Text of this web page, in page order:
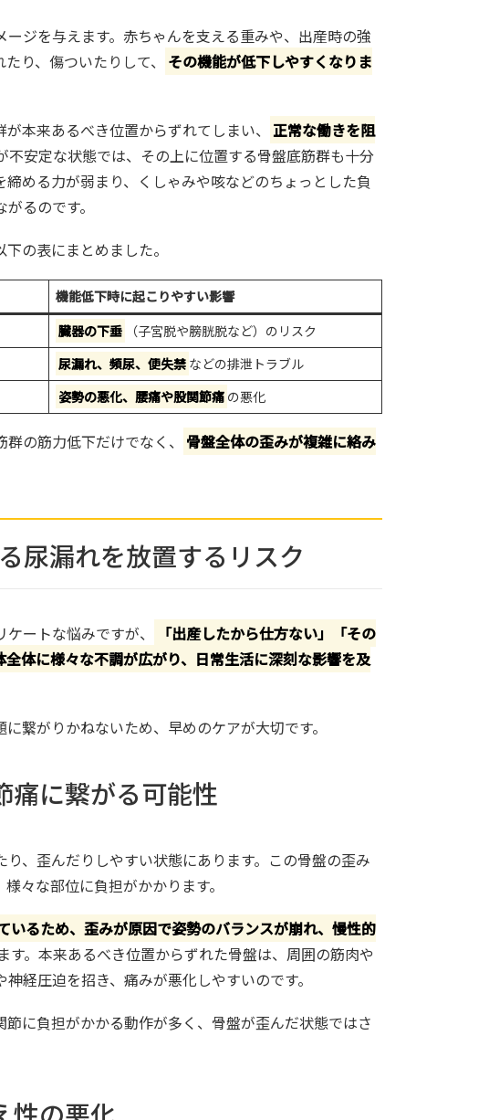
ジを与えます。赤ちゃんを支える重みや、出産時の強
り、傷ついたりして、
その機能が低下しやすくなりま
本来あるべき位置からずれてしまい、 正常な働きを阻
不安定な状態では、その上に位置する骨盤底筋群も十分
める力が弱まり、くしゃみや咳などのちょっとした負
るのです。
の表にまとめました。
機能低下時に起こりやすい影響
臓器の下垂
（子宮脱や膀胱脱など）のリスク
尿漏れ、頻尿、便失禁 などの排泄トラブル
姿勢の悪化、腰痛や股関節痛 の悪化
の筋力低下だけでなく、 骨盤全体の歪みが複雑に絡み
尿漏れを放置するリスク
ートな悩みですが、
「出産したから仕方ない」「その
体に様々な不調が広がり、日常生活に深刻な影響を及
繋がりかねないため、早めのケアが大切です。
痛に繋がる可能性
、歪んだりしやすい状態にあります。この骨盤の歪み
々な部位に負担がかかります。
いるため、歪みが原因で姿勢のバランスが崩れ、慢性的
す。本来あるべき位置からずれた骨盤は、周囲の筋肉や
経圧迫を招き、痛みが悪化しやすいのです。
に負担がかかる動作が多く、骨盤が歪んだ状態ではさ